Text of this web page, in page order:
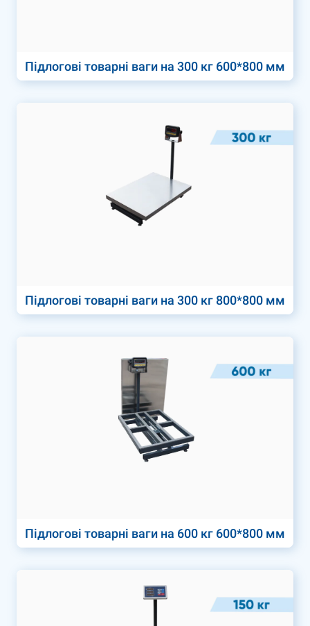
Підлогові товарні ваги на 300 кг 600*800 мм
Підлогові товарні ваги на 300 кг 800*800 мм
Підлогові товарні ваги на 600 кг 600*800 мм